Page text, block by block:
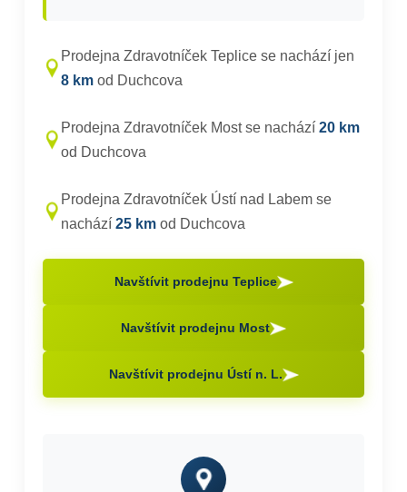
Prodejna Zdravotníček Teplice se nachází jen
8 km od Duchcova
Prodejna Zdravotníček Most se nachází 20 km
od Duchcova
Prodejna Zdravotníček Ústí nad Labem se
nachází 25 km od Duchcova
Navštívit prodejnu Teplice
Navštívit prodejnu Most
Navštívit prodejnu Ústí n. L.